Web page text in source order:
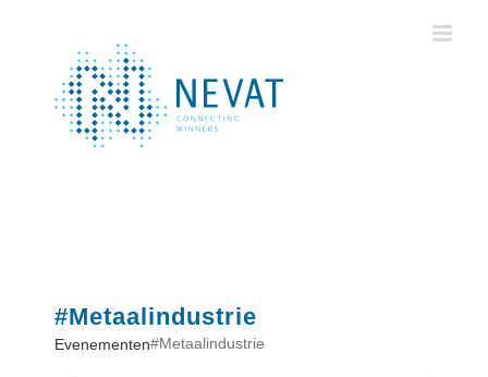
#Metaalindustrie
Evenementen#Metaalindustrie